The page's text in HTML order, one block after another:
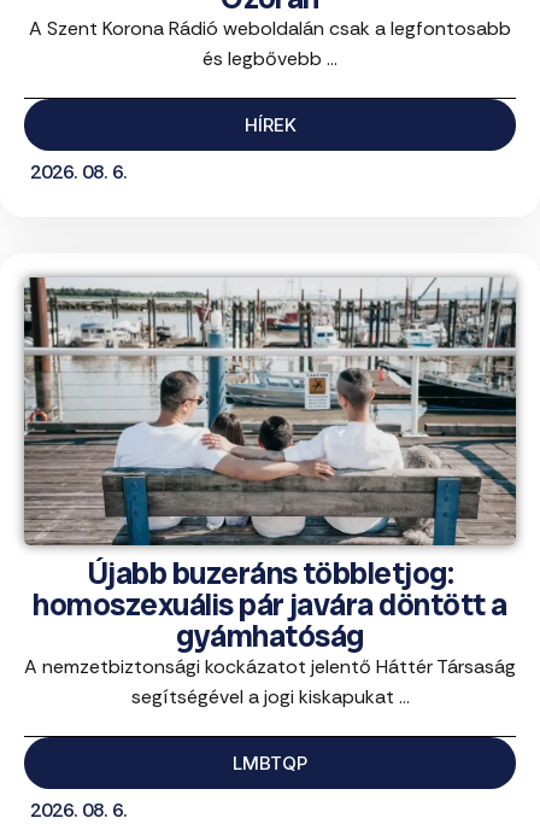
A Szent Korona Rádió weboldalán csak a legfontosabb
és legbővebb ...
HÍREK
2026. 08. 6.
Újabb buzeráns többletjog:
homoszexuális pár javára döntött a
gyámhatóság
A nemzetbiztonsági kockázatot jelentő Háttér Társaság
segítségével a jogi kiskapukat ...
LMBTQP
2026. 08. 6.